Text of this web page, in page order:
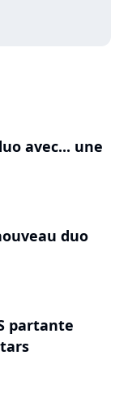
avec... une
duo
partante